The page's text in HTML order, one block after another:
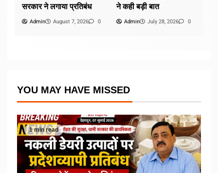
सरकार ने लगाया प्रतिबंध
Admin August 7, 2026 0
ने कही बड़ी बात
Admin July 28, 2026 0
YOU MAY HAVE MISSED
1 min read